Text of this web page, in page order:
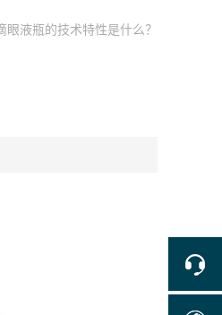
液瓶的技术特性是什么？